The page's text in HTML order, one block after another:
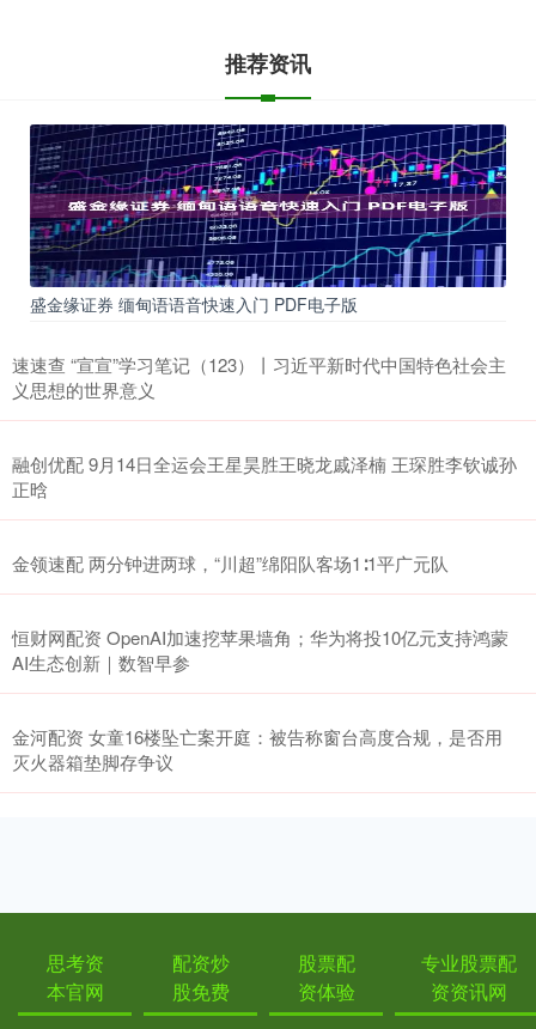
推荐资讯
盛金缘证券 缅甸语语音快速入门 PDF电子版
速速查 “宣宣”学习笔记（123）丨习近平新时代中国特色社会主
义思想的世界意义
融创优配 9月14日全运会王星昊胜王晓龙戚泽楠 王琛胜李钦诚孙
正晗
金领速配 两分钟进两球，“川超”绵阳队客场1∶1平广元队
恒财网配资 OpenAI加速挖苹果墙角；华为将投10亿元支持鸿蒙
AI生态创新｜数智早参
金河配资 女童16楼坠亡案开庭：被告称窗台高度合规，是否用
灭火器箱垫脚存争议
思考资
本官网
配资炒
股免费
股票配
资体验
专业股票配
资资讯网